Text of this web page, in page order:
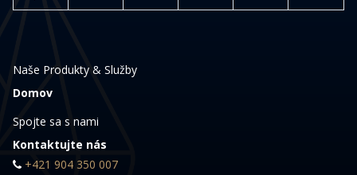
Naše Produkty & Služby
Domov
Spojte sa s nami
Kontaktujte nás
+421 904 350 007